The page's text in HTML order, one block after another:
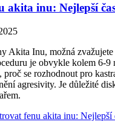
akita inu: Nejlepší
Akita Inu, možná
je obvykle kolem 6-9
se rozhodnout pro
agresivity. Je důležité
fenu akita inu: Nejlepší